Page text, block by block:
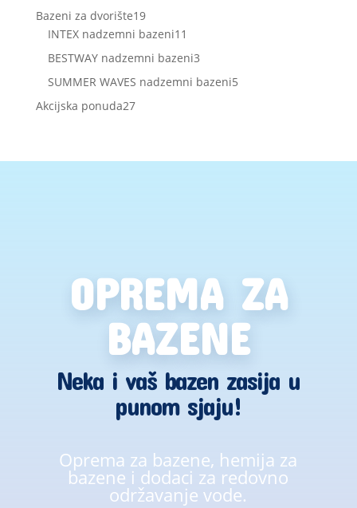
proizvoda
Bazeni za dvorište1919
proizvoda
INTEX nadzemni bazeni11
proizvoda
BESTWAY nadzemni bazeni33
proizvoda
SUMMER WAVES nadzemni bazeni55
Akcijska ponuda2727
OPREMA ZA
BAZENE
Neka i vaš bazen zasija u
punom sjaju!
Oprema za bazene, hemija za
bazene i dodaci za redovno
održavanje vode.